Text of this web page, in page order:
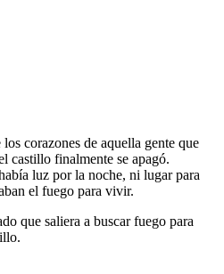
corazones de aquella gente que
castillo finalmente se apagó.
luz por la noche, ni lugar para
el fuego para vivir.
que saliera a buscar fuego para